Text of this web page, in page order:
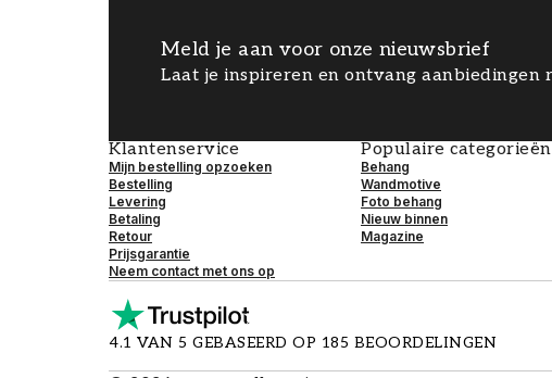
Meld je aan voor onze nieuwsbrief
Laat je inspireren en ontvang aanbiedingen
Klantenservice
Mijn bestelling opzoeken
Bestelling
Levering
Betaling
Retour
Prijsgarantie
Neem contact met ons op
Populaire categorieën
Behang
Wandmotive
Foto behang
Nieuw binnen
Magazine
4.1 VAN 5 GEBASEERD OP 185 BEOORDELINGEN